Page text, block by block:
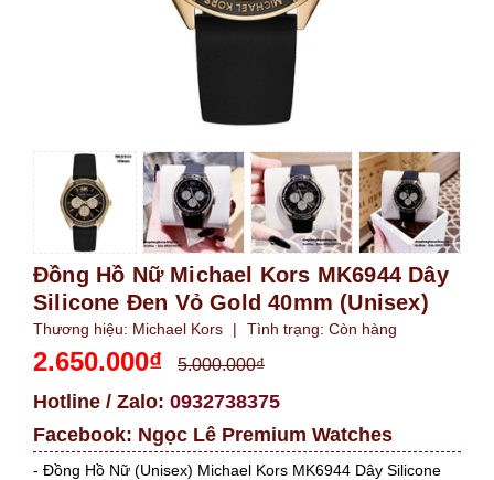
Đồng Hồ Nữ Michael Kors MK6944 Dây
Silicone Đen Vỏ Gold 40mm (Unisex)
Thương hiệu: Michael Kors | Tình trạng: Còn hàng
2.650.000₫ 5.000.000₫
Hotline / Zalo: 0932738375
Facebook: Ngọc Lê Premium Watches
- Đồng Hồ Nữ (Unisex) Michael Kors MK6944 Dây Silicone